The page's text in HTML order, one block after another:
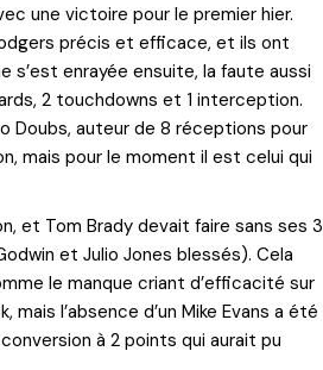
une victoire pour le premier hier.
précis et efficace, et ils ont
s’est enrayée ensuite, la faute aussi
2 touchdowns et 1 interception.
Doubs, auteur de 8 réceptions pour
mais pour le moment il est celui qui
et Tom Brady devait faire sans ses 3
et Julio Jones blessés). Cela
le manque criant d’efficacité sur
l’absence d’un Mike Evans a été
à 2 points qui aurait pu